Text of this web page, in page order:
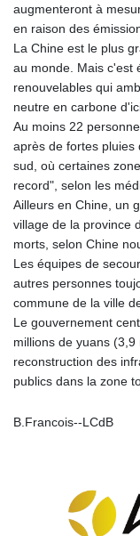
augmenteront à
en raison des
La Chine est le plus
au monde. Mais c'est
renouvelables qui
neutre en carbone
Au moins 22
après de fortes pluies
sud, où certaines
record", selon les
Ailleurs en Chine, un
village de la province
morts, selon Chine
Les équipes de
autres personnes
commune de la ville
Le gouvernement
millions de yuans
reconstruction des
publics dans la zone
B.Francois--LCdB